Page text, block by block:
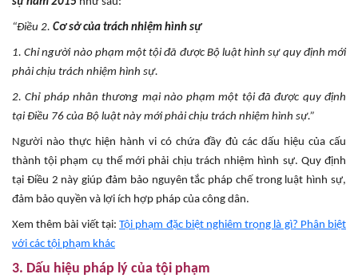
“Điều 2. Cơ sở của trách nhiệm hình sự
1. Chỉ người nào phạm một tội đã được Bộ luật hình sự quy định mới
phải chịu trách nhiệm hình sự.
2. Chỉ pháp nhân thương mại nào phạm một tội đã được quy định
tại Điều 76 của Bộ luật này mới phải chịu trách nhiệm hình sự.”
Người nào thực hiện hành vi có chứa đầy đủ các dấu hiệu của cấu
thành tội phạm cụ thể mới phải chịu trách nhiệm hình sự. Quy định
tại Điều 2 này giúp đảm bảo nguyên tắc pháp chế trong luật hình sự,
đảm bảo quyền và lợi ích hợp pháp của công dân.
Xem thêm bài viết tại:Tội phạm đặc biệt nghiêm trọng là gì? Phân biệt
với các tội phạm khác
3. Dấu hiệu pháp lý của tội phạm